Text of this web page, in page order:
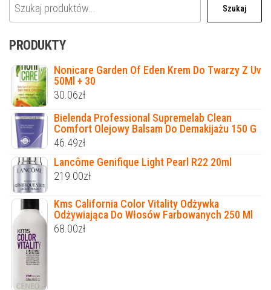
Szukaj
PRODUKTY
Nonicare Garden Of Eden Krem Do Twarzy Z Uv
50Ml + 30
30.06zł
Bielenda Professional Supremelab Clean
Comfort Olejowy Balsam Do Demakijażu 150 G
46.49zł
Lancôme Genifique Light Pearl R22 20ml
219.00zł
Kms California Color Vitality Odżywka
Odżywiająca Do Włosów Farbowanych 250 Ml
68.00zł